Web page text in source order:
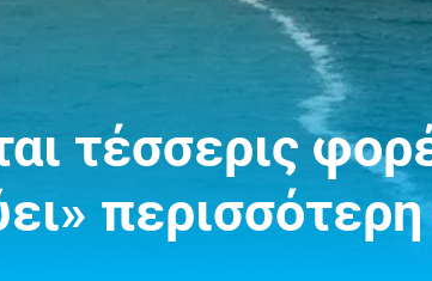
τέσσερις
περισσότερη